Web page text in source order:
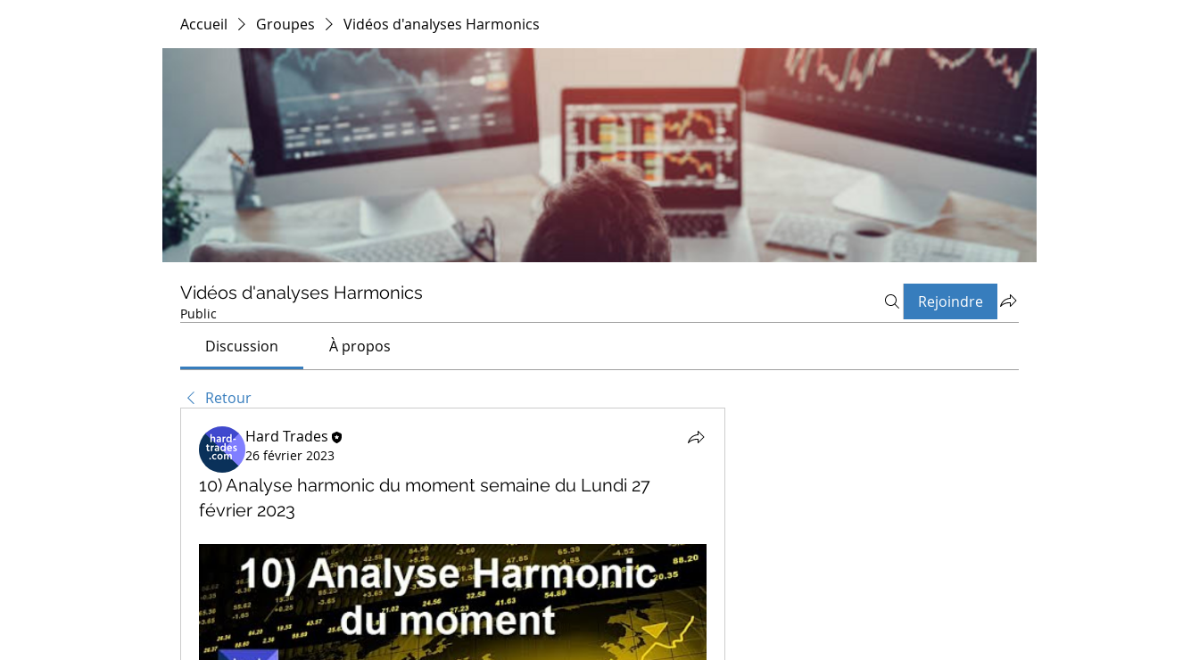
Accueil Groupes Vidéos d'analyses Harmonics
Vidéos d'analyses Harmonics
Public
Rejoindre
Discussion À propos
Retour
Hard Trades
26 février 2023
10) Analyse harmonic du moment semaine du Lundi 27
février 2023